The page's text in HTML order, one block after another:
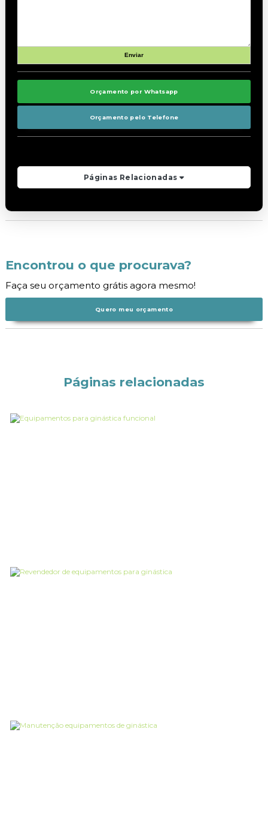
Orçamento por Whatsapp
Orçamento pelo Telefone
Páginas Relacionadas
Encontrou o que procurava?
Faça seu orçamento grátis agora mesmo!
Quero meu orçamento
Páginas relacionadas